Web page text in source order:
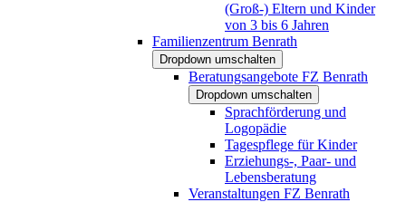
(Groß-) Eltern und Kinder
von 3 bis 6 Jahren
Familienzentrum Benrath
Dropdown umschalten
Beratungsangebote FZ Benrath
Dropdown umschalten
Sprachförderung und
Logopädie
Tagespflege für Kinder
Erziehungs-, Paar- und
Lebensberatung
Veranstaltungen FZ Benrath